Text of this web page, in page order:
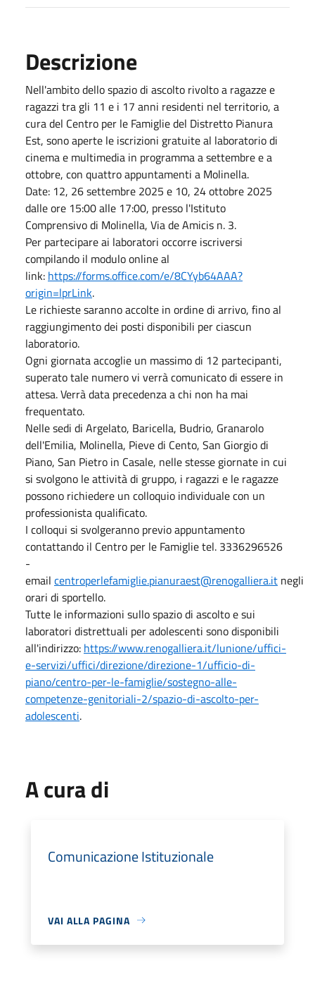
Descrizione
Nell'ambito dello spazio di ascolto rivolto a ragazze e
ragazzi tra gli 11 e i 17 anni residenti nel territorio, a
cura del Centro per le Famiglie del Distretto Pianura
Est, sono aperte le iscrizioni gratuite al laboratorio di
cinema e multimedia in programma a settembre e a
ottobre, con quattro appuntamenti a Molinella.
Date: 12, 26 settembre 2025 e 10, 24 ottobre 2025
dalle ore 15:00 alle 17:00, presso l'Istituto
Comprensivo di Molinella, Via de Amicis n. 3.
Per partecipare ai laboratori occorre iscriversi
compilando il modulo online al
link: https://forms.office.com/e/8CYyb64AAA?
origin=lprLink.
Le richieste saranno accolte in ordine di arrivo, fino al
raggiungimento dei posti disponibili per ciascun
laboratorio.
Ogni giornata accoglie un massimo di 12 partecipanti,
superato tale numero vi verrà comunicato di essere in
attesa. Verrà data precedenza a chi non ha mai
frequentato.
Nelle sedi di Argelato, Baricella, Budrio, Granarolo
dell'Emilia, Molinella, Pieve di Cento, San Giorgio di
Piano, San Pietro in Casale, nelle stesse giornate in cui
si svolgono le attività di gruppo, i ragazzi e le ragazze
possono richiedere un colloquio individuale con un
professionista qualificato.
I colloqui si svolgeranno previo appuntamento
contattando il Centro per le Famiglie tel. 3336296526
-
email centroperlefamiglie.pianuraest@renogalliera.it negli
orari di sportello.
Tutte le informazioni sullo spazio di ascolto e sui
laboratori distrettuali per adolescenti sono disponibili
all'indirizzo: https://www.renogalliera.it/lunione/uffici-
e-servizi/uffici/direzione/direzione-1/ufficio-di-
piano/centro-per-le-famiglie/sostegno-alle-
competenze-genitoriali-2/spazio-di-ascolto-per-
adolescenti.
A cura di
Comunicazione Istituzionale
VAI ALLA PAGINA